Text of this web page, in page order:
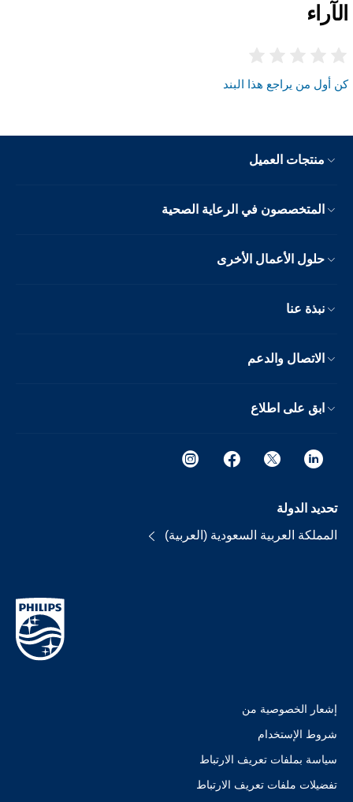
الآراء
كن أول من يراجع هذا البند
منتجات العميل
المتخصصون في الرعاية الصحية
حلول الأعمال الأخرى
نبذة عنا
الاتصال والدعم
ابق على اطلاع
تحديد الدولة
المملكة العربية السعودية (العربية)
إشعار الخصوصية من
شروط الإستخدام
سياسة بملفات تعريف الارتباط
تفضيلات ملفات تعريف الارتباط